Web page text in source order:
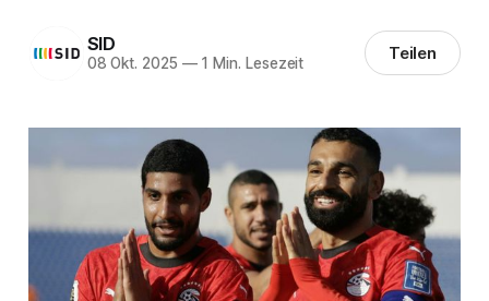
SID
08 Okt. 2025 —1 Min. Lesezeit Teilen